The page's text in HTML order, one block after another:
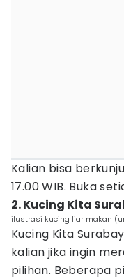
Kalian bisa
17.00 WIB. Buka
2. Kucing Kita
ilustrasi kucing liar makan
Kucing Kita
kalian jika ingin
pilihan. Beberapa